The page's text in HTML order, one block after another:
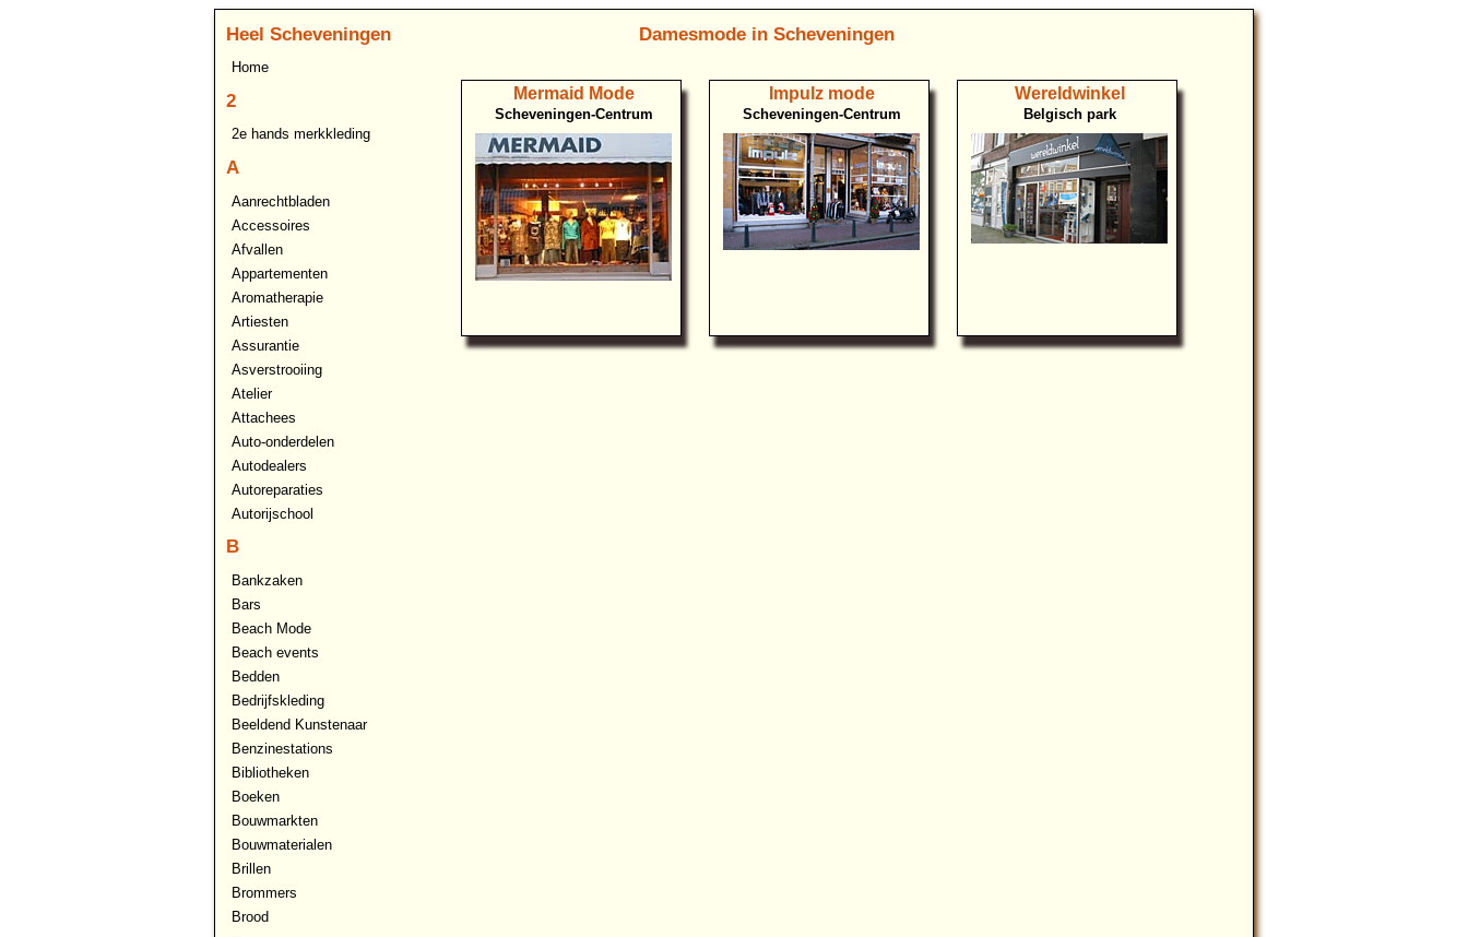
Heel Scheveningen
Home
2
2e hands merkkleding
A
Aanrechtbladen
Accessoires
Afvallen
Appartementen
Aromatherapie
Artiesten
Assurantie
Asverstrooiing
Atelier
Attachees
Auto-onderdelen
Autodealers
Autoreparaties
Autorijschool
B
Bankzaken
Bars
Beach Mode
Beach events
Bedden
Bedrijfskleding
Beeldend Kunstenaar
Benzinestations
Bibliotheken
Boeken
Bouwmarkten
Bouwmaterialen
Brillen
Brommers
Brood
Damesmode in Scheveningen
Mermaid Mode
Scheveningen-Centrum
Impulz mode
Scheveningen-Centrum
Wereldwinkel
Belgisch park